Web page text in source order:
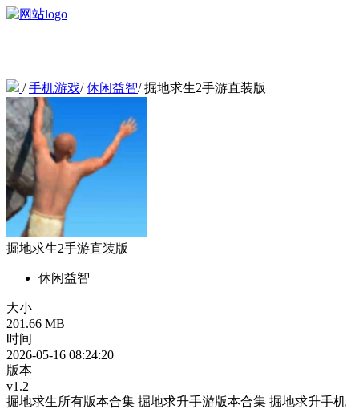
/手机游戏/休闲益智/掘地求生2手游直装版
掘地求生2手游直装版
休闲益智
大小
201.66 MB
时间
2026-05-16 08:24:20
版本
v1.2
掘地求生所有版本合集 掘地求升手游版本合集 掘地求升手机